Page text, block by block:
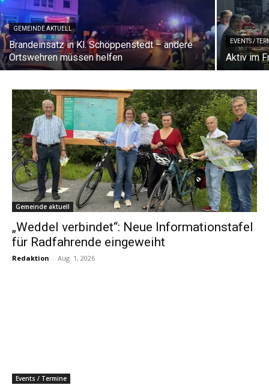
GEMEINDE AKTUELL
Brandeinsatz in Kl. Schöppenstedt – andere
Ortswehren müssen helfen
EVENTS /
Aktiv im
Gemeinde aktuell
„Weddel verbindet“: Neue Informationstafel
für Radfahrende eingeweiht
Redaktion - Aug. 1, 2026
Events / Termine